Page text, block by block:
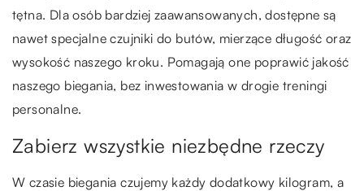
tętna. Dla osób bardziej zaawansowanych, dostępne są
nawet specjalne czujniki do butów, mierzące długość oraz
wysokość naszego kroku. Pomagają one poprawić jakość
naszego biegania, bez inwestowania w drogie treningi
personalne.
Zabierz wszystkie niezbędne rzeczy
W czasie biegania czujemy każdy dodatkowy kilogram, a